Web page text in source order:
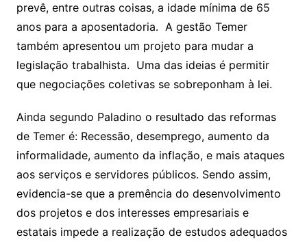
prevê, entre outras coisas, a idade mínima de 65
anos para a aposentadoria. A gestão Temer
também apresentou um projeto para mudar a
legislação trabalhista. Uma das ideias é permitir
que negociações coletivas se sobreponham à lei.
Ainda segundo Paladino o resultado das reformas
de Temer é: Recessão, desemprego, aumento da
informalidade, aumento da inflação, e mais ataques
aos serviços e servidores públicos. Sendo assim,
evidencia-se que a premência do desenvolvimento
dos projetos e dos interesses empresariais e
estatais impede a realização de estudos adequados